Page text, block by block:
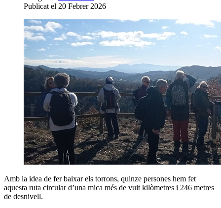
Publicat el 20 Febrer 2026
Amb la idea de fer baixar els torrons, quinze persones hem fet
aquesta ruta circular d’una mica més de vuit kilòmetres i 246 metres
de desnivell.